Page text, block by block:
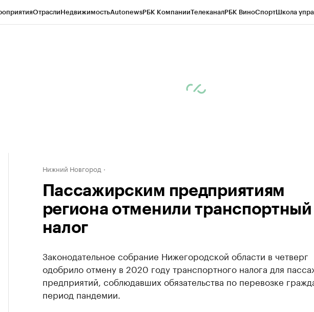
ОтраслиНедвижимостьAutonewsРБК КомпанииТелеканалРБК ВиноСпортШкола
Нижний Новгород
Пассажирским предприятиям
региона отменили транспортный
налог
Законодательное собрание Нижегородской области в четверг
одобрило отмену в 2020 году транспортного налога для
предприятий, соблюдавших обязательства по перевозке
период пандемии.